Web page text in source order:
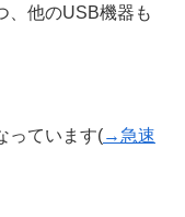
、他のUSB機器も
っています(→急速